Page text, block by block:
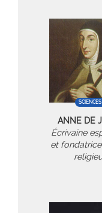
ANNE DE
Écrivaine
et fondatrice